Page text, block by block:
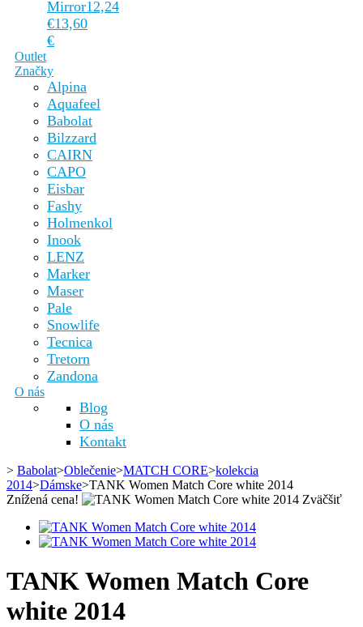
Mirror12,24
€13,60
€
Outlet
Značky
Alpina
Aquafeel
Babolat
Bilzzard
CAIRN
CAPO
Eisbar
Fashy
Holmenkol
Inook
LENZ
Marker
Maser
Pale
Snowlife
Tecnica
Tretorn
Zandona
O nás
Blog
O nás
Kontakt
> Babolat>Oblečenie>MATCH CORE>kolekcia
2014>Dámske>TANK Women Match Core white 2014
Znížená cena!
Zväčšiť
TANK Women Match Core
white 2014